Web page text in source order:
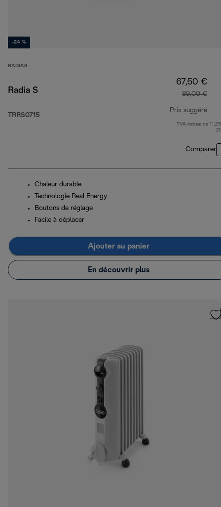
-24 %
RADIAS
Radia S
TRRS0715
67,50 €
89,00 €
Prix suggéré
prix
TVA incluse de
Comparer
Chaleur durable
Technologie Real Energy
Boutons de réglage
Facile à déplacer
Ajouter au panier
En découvrir plus